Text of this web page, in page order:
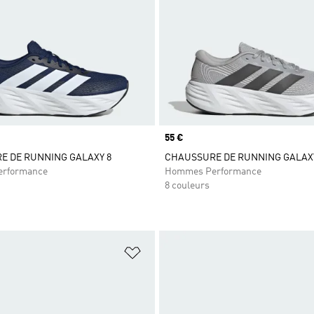
DE RUNNING GALAXY 8
Prix
55 €
CHAUSSURE DE RUNNING
Hommes Performance
8 couleurs